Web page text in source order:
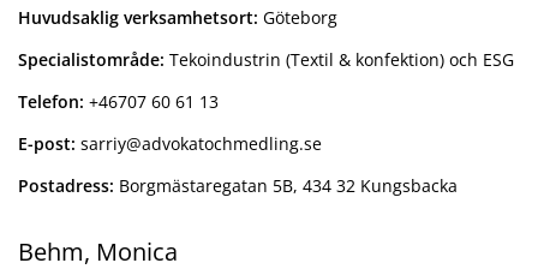
Huvudsaklig verksamhetsort: Göteborg
Specialistområde: Tekoindustrin (Textil & konfektion) och ESG
Telefon: +46707 60 61 13
E-post: sarriy@advokatochmedling.se
Postadress: Borgmästaregatan 5B, 434 32 Kungsbacka
Behm, Monica